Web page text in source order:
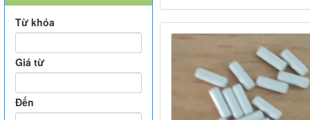
Từ khóa
Giá từ
Đến